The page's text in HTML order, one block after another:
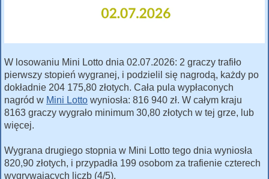
W losowaniu Mini Lotto dnia 02.07.2026: 2 graczy trafiło
pierwszy stopień wygranej, i podzielil się nagrodą, każdy po
dokładnie 204 175,80 złotych. Cała pula wypłaconych
nagród w Mini Lotto wyniosła: 816 940 zł. W całym kraju
8163 graczy wygrało minimum 30,80 złotych w tej grze, lub
więcej.
Wygrana drugiego stopnia w Mini Lotto tego dnia wyniosła
820,90 złotych, i przypadła 199 osobom za trafienie czterech
wygrywających liczb (4/5).